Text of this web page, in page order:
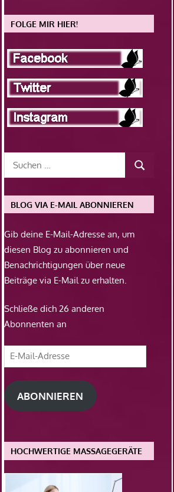
FOLGE MIR HIER!
BLOG VIA E-MAIL ABONNIEREN
Gib deine E-Mail-Adresse an, um
diesen Blog zu abonnieren und
Benachrichtigungen über neue
Beiträge via E-Mail zu erhalten.
Schließe dich 26 anderen
Abonnenten an
E-
Mail-
Adresse
ABONNIEREN
HOCHWERTIGE MASSAGEGERÄTE